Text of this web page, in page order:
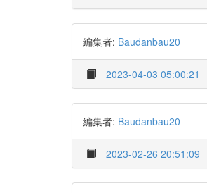
編集者: Baudanbau20
2023-04-03 05:00:21
編集者: Baudanbau20
2023-02-26 20:51:09